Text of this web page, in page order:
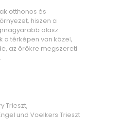
otthonos és
hiszen a
olasz
a térképen van közel,
az örökre megszereti
Trieszt,
und Voelkers Trieszt